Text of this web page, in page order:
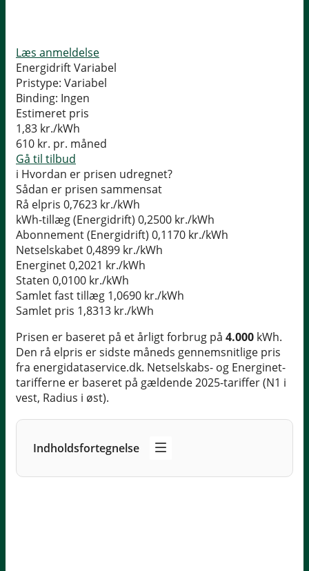
Læs anmeldelse
Energidrift Variabel
Pristype: Variabel
Binding: Ingen
Estimeret pris
1,83 kr./kWh
610 kr. pr. måned
Gå til tilbud
i Hvordan er prisen udregnet?
Sådan er prisen sammensat
Rå elpris 0,7623 kr./kWh
kWh-tillæg (Energidrift) 0,2500 kr./kWh
Abonnement (Energidrift) 0,1170 kr./kWh
Netselskabet0,4899 kr./kWh
Energinet0,2021 kr./kWh
Staten 0,0100 kr./kWh
Samlet fast tillæg 1,0690 kr./kWh
Samlet pris 1,8313 kr./kWh
Prisen er baseret på et årligt forbrug på 4.000 kWh.
Den rå elpris er sidste måneds gennemsnitlige pris
fra energidataservice.dk. Netselskabs- og Energinet-
tarifferne er baseret på gældende 2025-tariffer (N1 i
vest, Radius i øst).
Indholdsfortegnelse